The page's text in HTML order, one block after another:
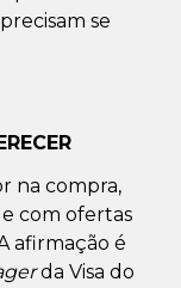
se
na compra,
com ofertas
afirmação é
da Visa do